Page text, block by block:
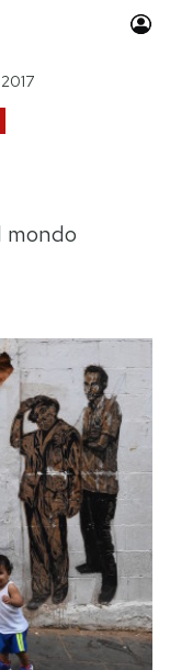
calcio 2026
mondo